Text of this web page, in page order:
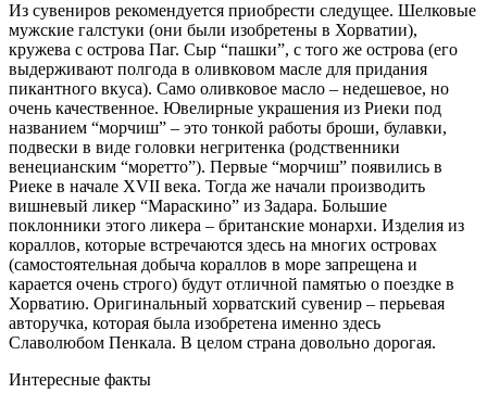
Из сувениров рекомендуется приобрести следущее. Шелковые
мужские галстуки (они были изобретены в Хорватии),
кружева с острова Паг. Сыр “пашки”, с того же острова (его
выдерживают полгода в оливковом масле для придания
пикантного вкуса). Само оливковое масло – недешевое, но
очень качественное. Ювелирные украшения из Риеки под
названием “морчиш” – это тонкой работы броши, булавки,
подвески в виде головки негритенка (родственники
венецианским “моретто”). Первые “морчиш” появились в
Риеке в начале XVII века. Тогда же начали производить
вишневый ликер “Мараскино” из Задара. Большие
поклонники этого ликера – британские монархи. Изделия из
кораллов, которые встречаются здесь на многих островах
(самостоятельная добыча кораллов в море запрещена и
карается очень строго) будут отличной памятью о поездке в
Хорватию. Оригинальный хорватский сувенир – перьевая
авторучка, которая была изобретена именно здесь
Славолюбом Пенкала. В целом страна довольно дорогая.
Интересные факты